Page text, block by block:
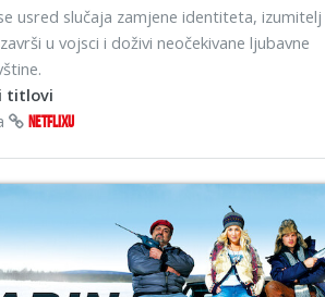
usred slučaja zamjene identiteta, izumitelj
u vojsci i doživi neočekivane ljubavne
titlovi
NETFLIXU